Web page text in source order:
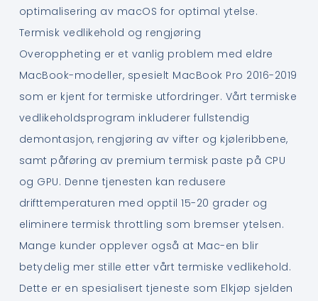
optimalisering av macOS for optimal ytelse.
Termisk vedlikehold og rengjøring
Overoppheting er et vanlig problem med eldre
MacBook-modeller, spesielt MacBook Pro 2016-2019
som er kjent for termiske utfordringer. Vårt termiske
vedlikeholdsprogram inkluderer fullstendig
demontasjon, rengjøring av vifter og kjøleribbene,
samt påføring av premium termisk paste på CPU
og GPU. Denne tjenesten kan redusere
drifttemperaturen med opptil 15-20 grader og
eliminere termisk throttling som bremser ytelsen.
Mange kunder opplever også at Mac-en blir
betydelig mer stille etter vårt termiske vedlikehold.
Dette er en spesialisert tjeneste som Elkjøp sjelden